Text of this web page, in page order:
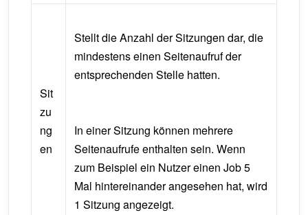
Sit
zu
ng
en
Stellt die Anzahl der Sitzungen dar, die
mindestens einen Seitenaufruf der
entsprechenden Stelle hatten.
In einer Sitzung können mehrere
Seitenaufrufe enthalten sein. Wenn
zum Beispiel ein Nutzer einen Job 5
Mal hintereinander angesehen hat, wird
1 Sitzung angezeigt.